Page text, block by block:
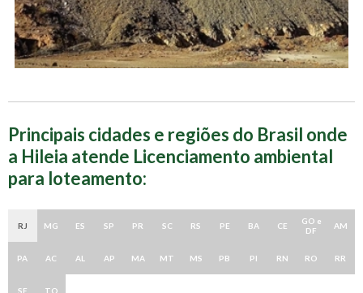
Principais cidades e regiões do Brasil onde
a Hileia atende Licenciamento ambiental
para loteamento:
RJ MG ES SP PR SC RS PE BA CE
GO e
DF
AM
PA AC AL AP MA MT MS PB PI RN RO RR
SE TO